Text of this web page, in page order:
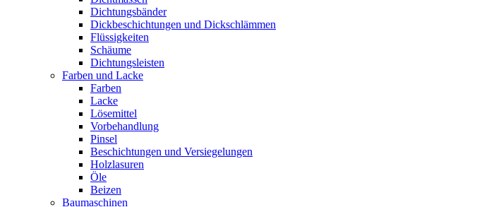
Dichtungsbänder
Dickbeschichtungen und Dickschlämmen
Flüssigkeiten
Schäume
Dichtungsleisten
Farben und Lacke
Farben
Lacke
Lösemittel
Vorbehandlung
Pinsel
Beschichtungen und Versiegelungen
Holzlasuren
Öle
Beizen
Baumaschinen